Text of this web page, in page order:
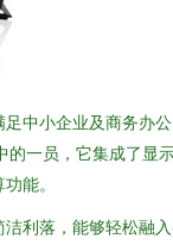
中小企业及商务办
的一员，它集成了显
能。
利落，能够轻松融